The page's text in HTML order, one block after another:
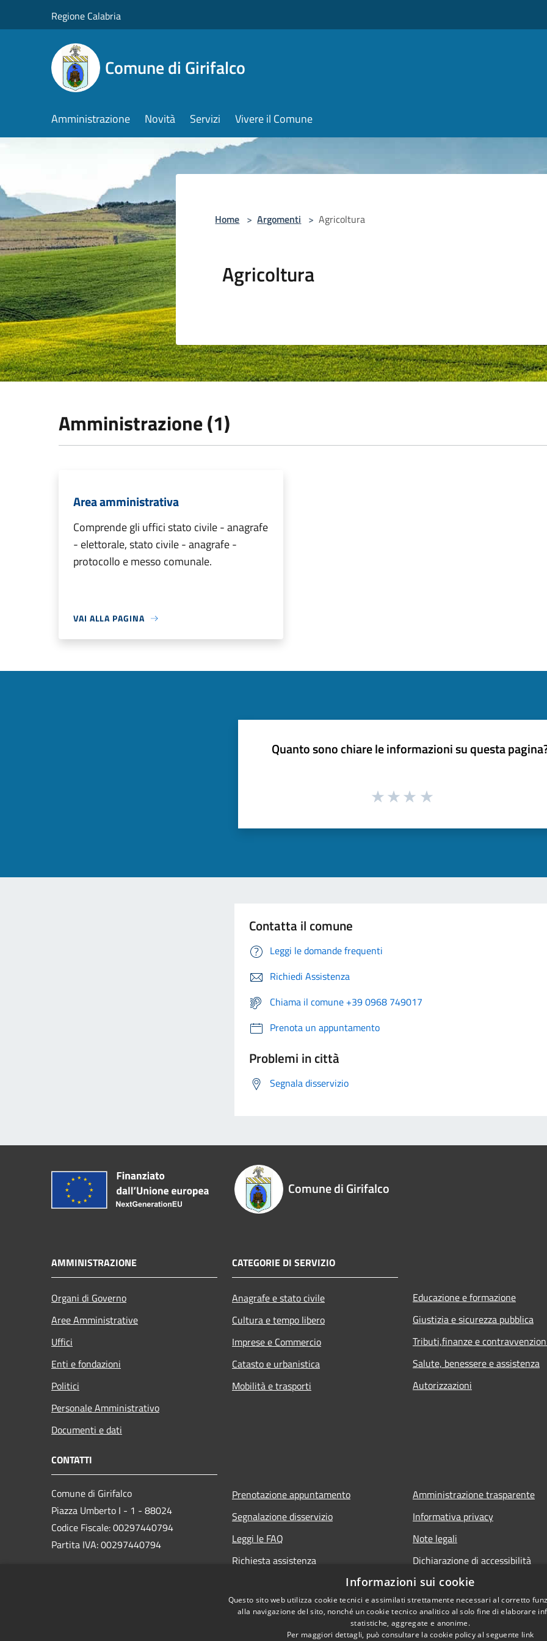
Regione Calabria
Comune di Girifalco
Amministrazione Novità Servizi Vivere il Comune
Home > Argomenti > Agricoltura
Agricoltura
Amministrazione (1)
Area amministrativa
Comprende gli uffici stato civile - anagrafe
- elettorale, stato civile - anagrafe -
protocollo e messo comunale.
VAI ALLA PAGINA
Quanto sono chiare le informazioni su questa
Contatta il comune
Leggi le domande frequenti
Richiedi Assistenza
Chiama il comune +39 0968 749017
Prenota un appuntamento
Problemi in città
Segnala disservizio
Comune di Girifalco
AMMINISTRAZIONE
Organi di Governo
Aree Amministrative
Uffici
Enti e fondazioni
Politici
Personale Amministrativo
Documenti e dati
CATEGORIE DI SERVIZIO
Anagrafe e stato civile
Cultura e tempo libero
Imprese e Commercio
Catasto e urbanistica
Mobilità e trasporti
Educazione e formazione
Giustizia e sicurezza pubblica
Tributi,finanze e
Salute, benessere e assistenza
Autorizzazioni
CONTATTI
Comune di Girifalco
Piazza Umberto I - 1 - 88024
Codice Fiscale: 00297440794
Partita IVA: 00297440794
Prenotazione appuntamento
Segnalazione disservizio
Leggi le FAQ
Richiesta assistenza
Amministrazione trasparente
Informativa privacy
Note legali
Dichiarazione di accessibilità
Informazioni sui cookie
Questo sito web utilizza cookie tecnici e assimilati strettamente necessari al corretto
alla navigazione del sito, nonché un cookie tecnico analitico al solo fine di elaborare
statistiche, aggregate e anonime.
Per maggiori dettagli, può consultare la cookie policy al seguente link